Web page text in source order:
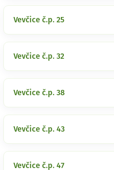
Vevčice č.p. 25
Vevčice č.p. 32
Vevčice č.p. 38
Vevčice č.p. 43
Vevčice č.p. 47